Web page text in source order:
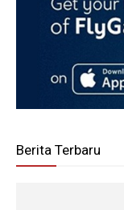
Berita Terbaru